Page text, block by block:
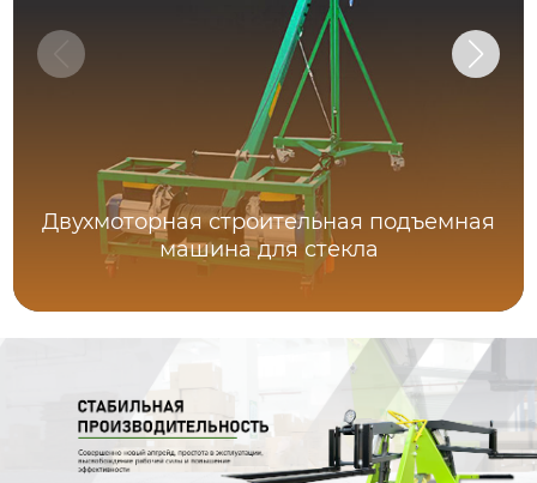
Двухмоторная строительная подъемная
машина для стекла